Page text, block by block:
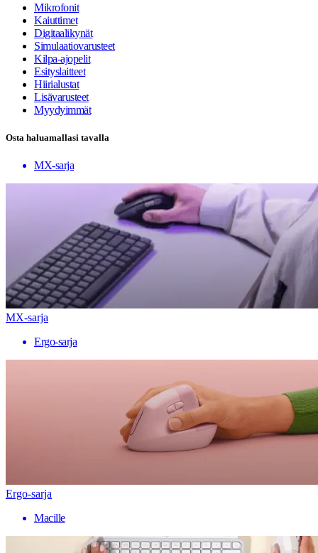
Mikrofonit
Kaiuttimet
Digitaalikynät
Simulaatiovarusteet
Kilpa-ajopelit
Esityslaitteet
Hiirialustat
Lisävarusteet
Myydyimmät
Osta haluamallasi tavalla
MX-sarja
MX-sarja
Ergo-sarja
Ergo-sarja
Macille